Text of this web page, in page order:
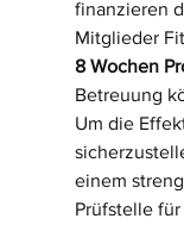
finanzieren
Mitglieder
8 Wochen
Betreuung
Um die
einem
Prüfstelle für